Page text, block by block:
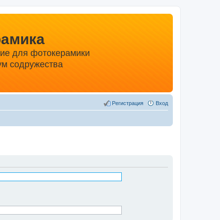
для фотокерамики
содружества
Вход
Регистрация